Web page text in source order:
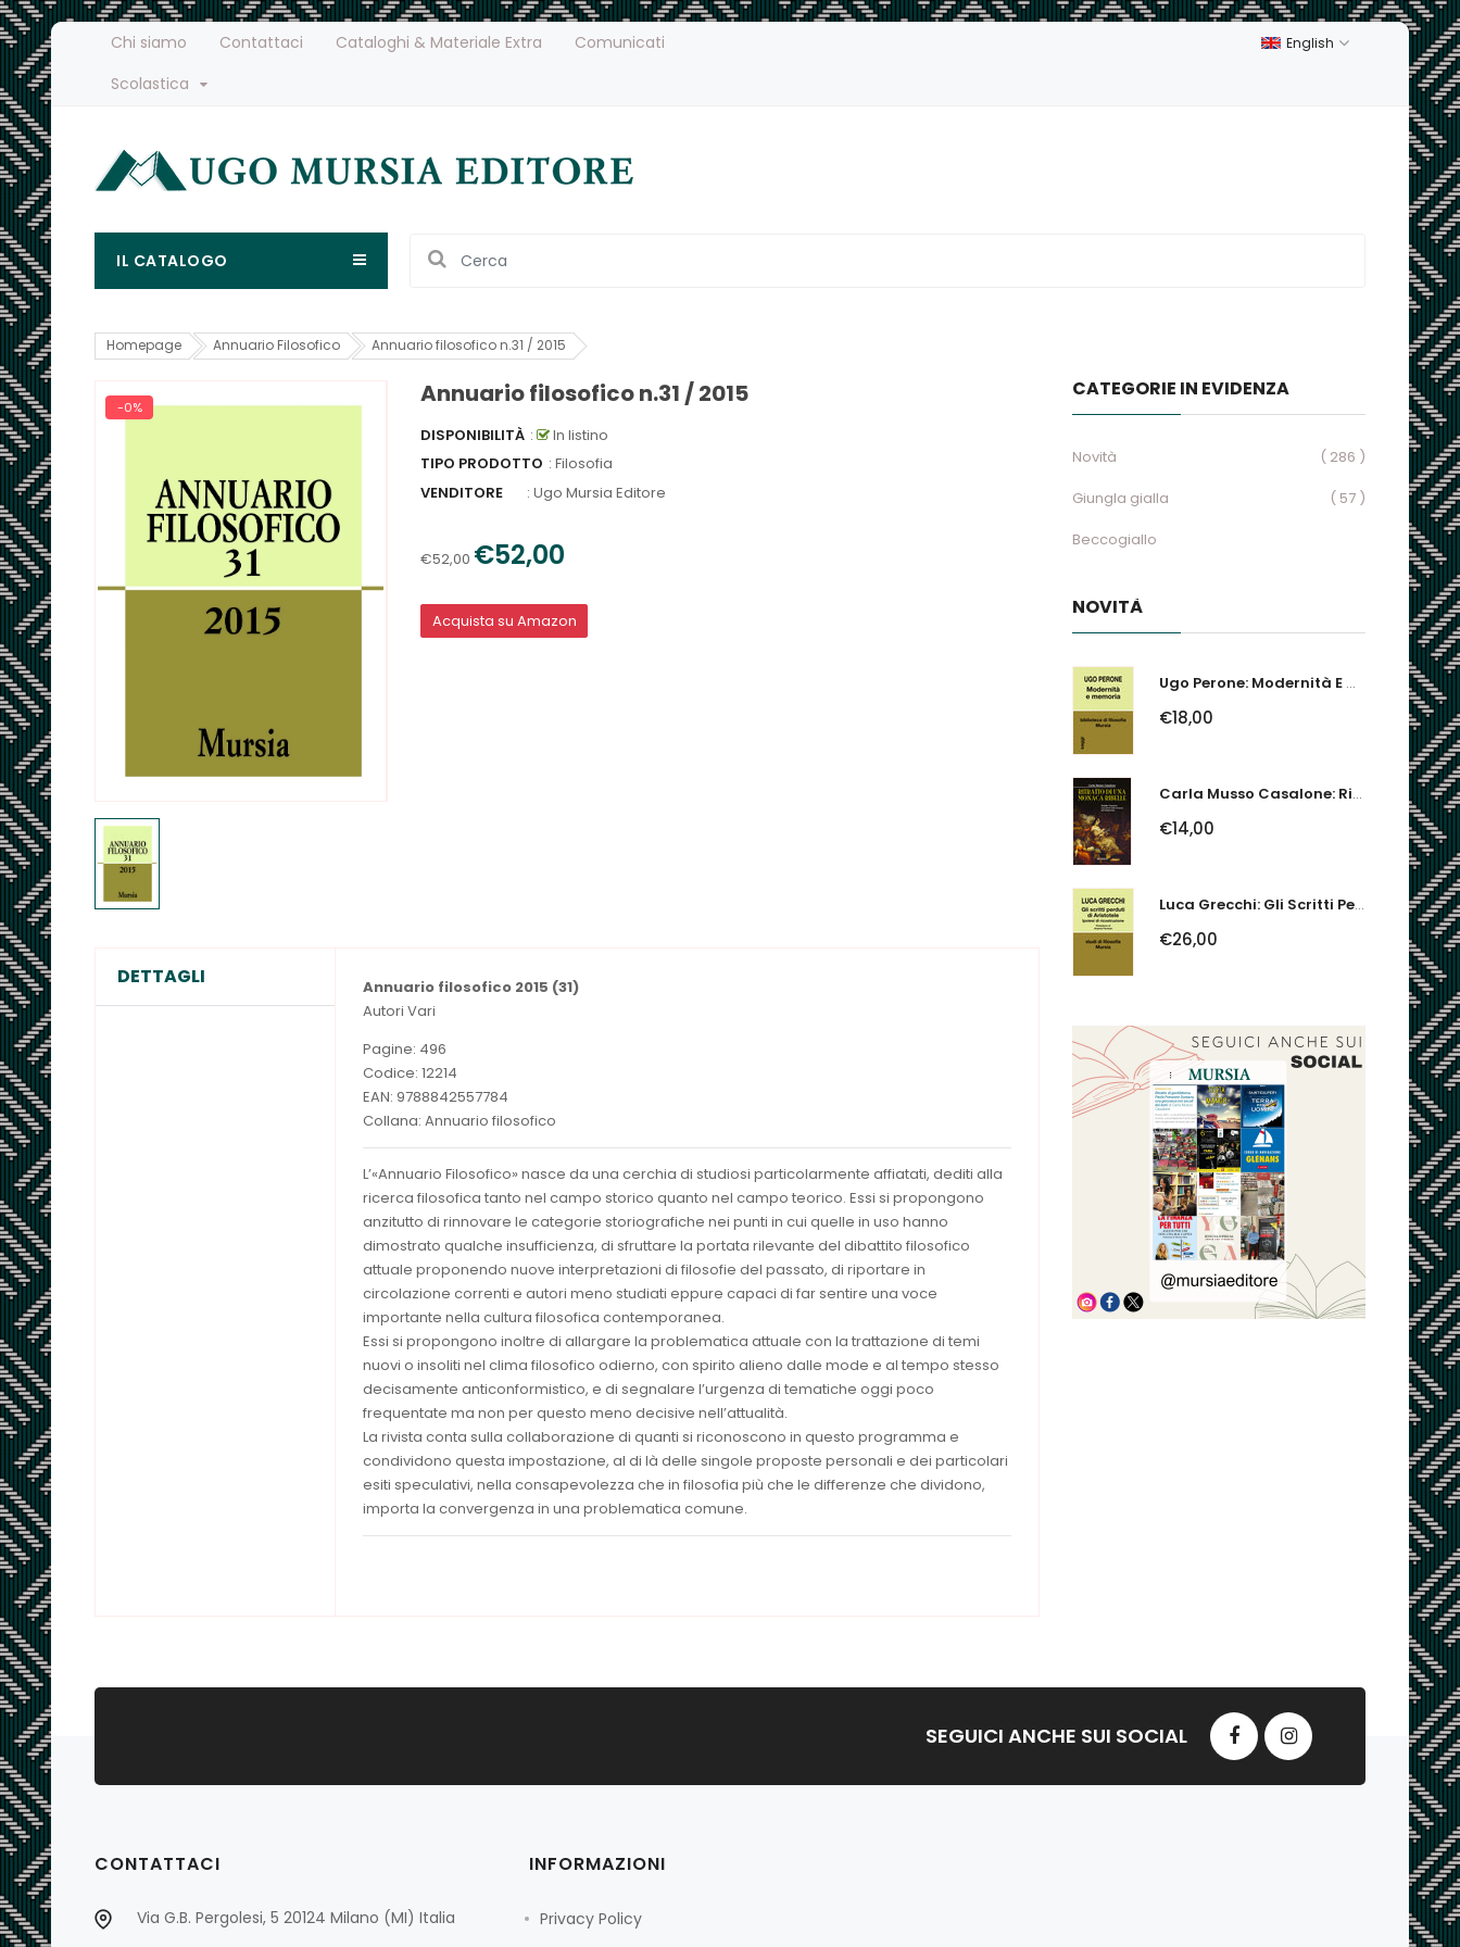
Chi siamo Contattaci Cataloghi & Materiale Extra
Comunicati
Scolastica
English
IL CATALOGO
Homepage Annuario Filosofico Annuario filosofico n.31 / 2015
-0% Annuario filosofico n.31 / 2015
DISPONIBILITÀ :
In listino
TIPO PRODOTTO : Filosofia
VENDITORE
: Ugo Mursia Editore
€52,00 €52,00
Acquista su Amazon
DETTAGLI
Annuario filosofico 2015 (31)
Autori Vari
Pagine: 496
Codice: 12214
EAN: 9788842557784
Collana: Annuario filosofico
L’«Annuario Filosofico» nasce da una cerchia di studiosi particolarmente affiatati, dediti alla
ricerca filosofica tanto nel campo storico quanto nel campo teorico. Essi si propongono
anzitutto di rinnovare le categorie storiografiche nei punti in cui quelle in uso hanno
dimostrato qualche insufficienza, di sfruttare la portata rilevante del dibattito filosofico
attuale proponendo nuove interpretazioni di filosofie del passato, di riportare in
circolazione correnti e autori meno studiati eppure capaci di far sentire una voce
importante nella cultura filosofica contemporanea.
Essi si propongono inoltre di allargare la problematica attuale con la trattazione di temi
nuovi o insoliti nel clima filosofico odierno, con spirito alieno dalle mode e al tempo stesso
decisamente anticonformistico, e di segnalare l’urgenza di tematiche oggi poco
frequentate ma non per questo meno decisive nell’attualità.
La rivista conta sulla collaborazione di quanti si riconoscono in questo programma e
condividono questa impostazione, al di là delle singole proposte personali e dei particolari
esiti speculativi, nella consapevolezza che in filosofia più che le differenze che dividono,
importa la convergenza in una problematica comune.
CATEGORIE IN EVIDENZA
Novità
( 286 )
Giungla gialla
( 57 )
Beccogiallo
NOVITÀ
Ugo Perone: Modernità E Memoria
€18,00
Carla Musso Casalone: Ritratto Di Una Monaca Ribelle. Brigida Franzone,...
€14,00
Luca Grecchi: Gli Scritti Perduti Di Aristotele. Ipotesi Di Ricostruzione
€26,00
SEGUICI ANCHE SUI SOCIAL
CONTATTACI
Via G.B. Pergolesi, 5 20124 Milano (MI) Italia
INFORMAZIONI
Privacy Policy